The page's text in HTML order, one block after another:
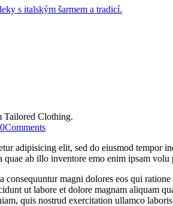
s italským šarmem a tradicí.
0Comments
adipisicing elit, sed do eiusmod
quae ab illo inventore emo enim ipsam volu
consequuntur magni dolores eos qui
ut labore et dolore magnam aliquam
quis nostrud exercitation ullamco